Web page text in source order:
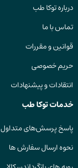
درباره توکا طب
تماس با ما
قوانین و مقررات
حریم خصوصی
انتقادات و پیشنهادات
خدمات توکا طب
پاسخ پرسش‌های متداول
نحوه ارسال سفارش ها